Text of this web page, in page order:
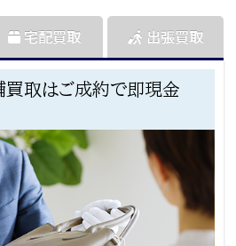
買取はご成約で即現金
宅配買取 出張買取